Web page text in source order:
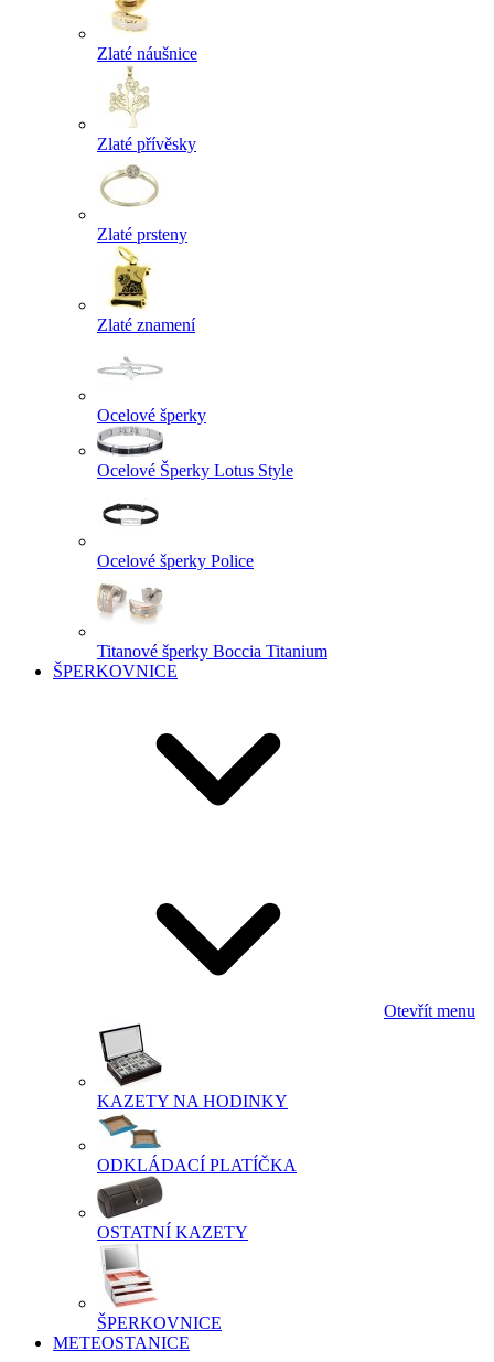
Zlaté náušnice
Zlaté přívěsky
Zlaté prsteny
Zlaté znamení
Ocelové šperky
Ocelové Šperky Lotus Style
Ocelové šperky Police
Titanové šperky Boccia Titanium
ŠPERKOVNICE
Otevřít menu
KAZETY NA HODINKY
ODKLÁDACÍ PLATÍČKA
OSTATNÍ KAZETY
ŠPERKOVNICE
METEOSTANICE